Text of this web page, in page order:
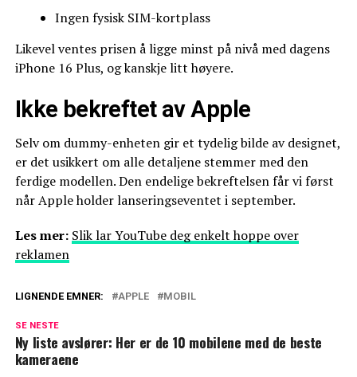
Ingen fysisk SIM-kortplass
Likevel ventes prisen å ligge minst på nivå med dagens
iPhone 16 Plus, og kanskje litt høyere.
Ikke bekreftet av Apple
Selv om dummy-enheten gir et tydelig bilde av designet,
er det usikkert om alle detaljene stemmer med den
ferdige modellen. Den endelige bekreftelsen får vi først
når Apple holder lanseringseventet i september.
Les mer: Slik lar YouTube deg enkelt hoppe over
reklamen
LIGNENDE EMNER: APPLE MOBIL
SE NESTE
Ny liste avslører: Her er de 10 mobilene med de beste
kameraene